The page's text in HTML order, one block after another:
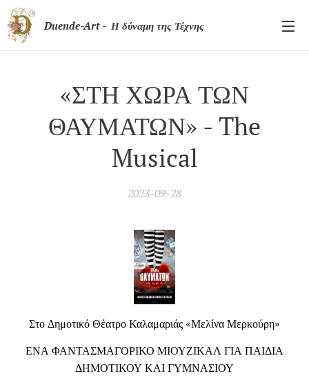
Duende-Art - Η δύναμη της Τέχνης
«ΣΤΗ ΧΩΡΑ ΤΩΝ
ΘΑΥΜΑΤΩΝ» - The
Musical
2023-09-28
Στο Δημοτικό Θέατρο Καλαμαριάς «Μελίνα Μερκούρη»
ΕΝΑ ΦΑΝΤΑΣΜΑΓΟΡΙΚΟ ΜΙΟΥΖΙΚΑΛ ΓΙΑ ΠΑΙΔΙΑ
ΔΗΜΟΤΙΚΟΥ ΚΑΙ ΓΥΜΝΑΣΙΟΥ